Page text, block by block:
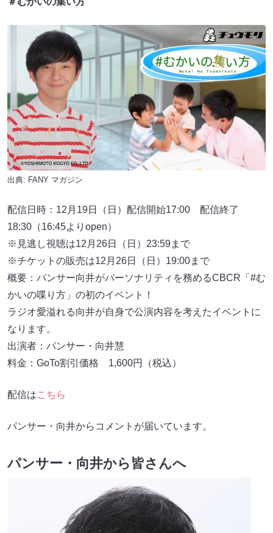
出典: FANY マガジン
配信日時：12月19日（日）配信開始17:00 配信終了
18:30（16:45よりopen）
※見逃し視聴は12月26日（日）23:59まで
※チケットの販売は12月26日（日）19:00まで
概要：パンサー向井がパーソナリティを務めるCBCR「#む
かいの喋り方」の初のイベント！
ラジオ愛溢れる向井が自身で公演内容を考えたイベントに
なります。
出演者：パンサー・向井慧
料金：GoTo割引価格 1,600円（税込）
配信はこちら
パンサー・向井からコメントが届いています。
パンサー・向井から皆さんへ